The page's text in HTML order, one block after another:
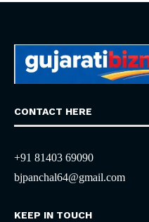
CONTACT HERE
+91 81403 69090
bjpanchal64@gmail.com
KEEP IN TOUCH